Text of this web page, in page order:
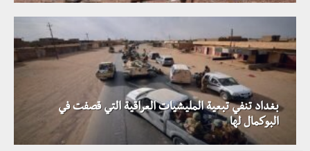
بغداد تنفي تبعية المليشيات العراقية التي قصفت في
البوكمال لها